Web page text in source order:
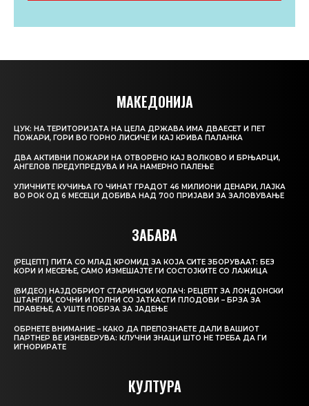
МАКЕДОНИЈА
ЦУК: НА ТЕРИТОРИЈАТА НА ЦЕЛА ДРЖАВА ИМА ДВАЕСЕТ И ПЕТ
ПОЖАРИ, ГОРИ ВО ГОРНО ЛИСИЧЕ И КАЈ КРИВА ПАЛАНКА
ДВА АКТИВНИ ПОЖАРИ НА ОТВОРЕНО КАЈ ВОЛКОВО И БРЊАРЦИ,
АНГЕЛОВ ПРЕДУПРЕДУВА И НА НАМЕРНО ПАЛЕЊЕ
УЛИЧНИТЕ КУЧИЊА ГО ЧИНАТ ГРАДОТ 46 МИЛИОНИ ДЕНАРИ, ЛАЈКА
ВО РОК ОД 6 МЕСЕЦИ ДОБИВА НАД 700 ПРИЈАВИ ЗА ЗАЛОВУВАЊЕ
ЗАБАВА
(РЕЦЕПТ) ПИТА СО МЛАД КРОМИД ЗА КОЈА СИТЕ ЗБОРУВААТ: БЕЗ
КОРИ И МЕСЕЊЕ, САМО ИЗМЕШАЈТЕ ГИ СОСТОЈКИТЕ СО ЛАЖИЦА
(ВИДЕО) НАЈДОБРИОТ СТАРИНСКИ КОЛАЧ: РЕЦЕПТ ЗА ЛОНДОНСКИ
ШТАНГЛИ, СОЧНИ И ПОЛНИ СО ЈАТКАСТИ ПЛОДОВИ – БРЗА ЗА
ПРАВЕЊЕ, А УШТЕ ПОБРЗА ЗА ЈАДЕЊЕ
ОБРНЕТЕ ВНИМАНИЕ – КАКО ДА ПРЕПОЗНАЕТЕ ДАЛИ ВАШИОТ
ПАРТНЕР ВЕ ИЗНЕВЕРУВА: КЛУЧНИ ЗНАЦИ ШТО НЕ ТРЕБА ДА ГИ
ИГНОРИРАТЕ
КУЛТУРА